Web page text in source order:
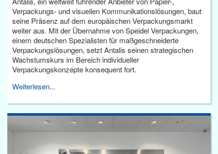
Verpackungs- und visuellen Kommunikationslösungen, baut
seine Präsenz auf dem europäischen Verpackungsmarkt
weiter aus. Mit der Übernahme von Speidel Verpackungen,
einem deutschen Spezialisten für maßgeschneiderte
Verpackungslösungen, setzt Antalis seinen strategischen
Wachstumskurs im Bereich individueller
Verpackungskonzepte konsequent fort.
Weiterlesen...